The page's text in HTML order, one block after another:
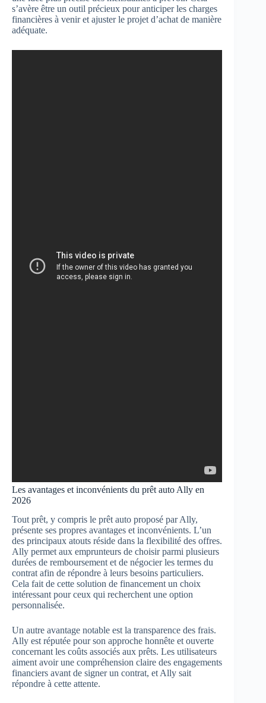
s’avère être un outil précieux pour anticiper les charges
financières à venir et ajuster le projet d’achat de manière
adéquate.
Les avantages et inconvénients du prêt auto Ally en
2026
Tout prêt, y compris le prêt auto proposé par Ally,
présente ses propres avantages et inconvénients. L’un
des principaux atouts réside dans la flexibilité des offres.
Ally permet aux emprunteurs de choisir parmi plusieurs
durées de remboursement et de négocier les termes du
contrat afin de répondre à leurs besoins particuliers.
Cela fait de cette solution de financement un choix
intéressant pour ceux qui recherchent une option
personnalisée.
Un autre avantage notable est la transparence des frais.
Ally est réputée pour son approche honnête et ouverte
concernant les coûts associés aux prêts. Les utilisateurs
aiment avoir une compréhension claire des engagements
financiers avant de signer un contrat, et Ally sait
répondre à cette attente.